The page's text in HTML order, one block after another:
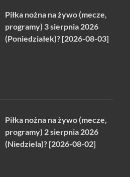
Piłka nożna na żywo (mecze,
programy) 3 sierpnia 2026
(Poniedziałek)? [2026-08-03]
Piłka nożna na żywo (mecze,
programy) 2 sierpnia 2026
(Niedziela)? [2026-08-02]